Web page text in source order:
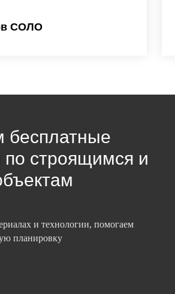
СОЛО
бесплатные
по строящимся и
и технологии, помогаем
планировку